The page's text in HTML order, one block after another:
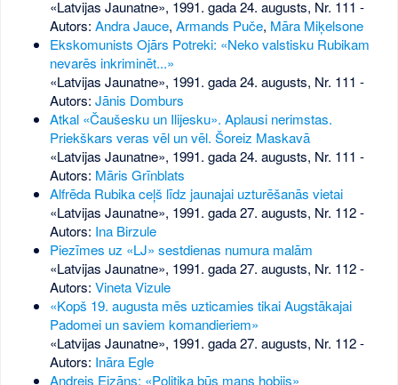
«Latvijas Jaunatne», 1991. gada 24. augusts, Nr. 111 -
Autors: Andra Jauce, Armands Puče, Māra Miķelsone
Ekskomunists Ojārs Potreki: «Neko valstisku Rubikam
nevarēs inkriminēt...»
«Latvijas Jaunatne», 1991. gada 24. augusts, Nr. 111 -
Autors: Jānis Domburs
Atkal «Čaušesku un Ilijesku». Aplausi nerimstas.
Priekškars veras vēl un vēl. Šoreiz Maskavā
«Latvijas Jaunatne», 1991. gada 24. augusts, Nr. 111 -
Autors: Māris Grīnblats
Alfrēda Rubika ceļš līdz jaunajai uzturēšanās vietai
«Latvijas Jaunatne», 1991. gada 27. augusts, Nr. 112-
Autors: Ina Birzule
Piezīmes uz «LJ» sestdienas numura malām
«Latvijas Jaunatne», 1991. gada 27. augusts, Nr. 112-
Autors: Vineta Vizule
«Kopš 19. augusta mēs uzticamies tikai Augstākajai
Padomei un saviem komandieriem»
«Latvijas Jaunatne», 1991. gada 27. augusts, Nr. 112-
Autors: Ināra Egle
Andrejs Eizāns: «Politika būs mans hobijs»